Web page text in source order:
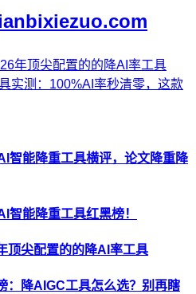
年顶尖配置的的降AI率工具
实测：100%AI率秒清零，这款
智能降重工具横评，论文降重降
智能降重工具红黑榜！
顶尖配置的的降AI率工具
：降AIGC工具怎么选？别再瞎